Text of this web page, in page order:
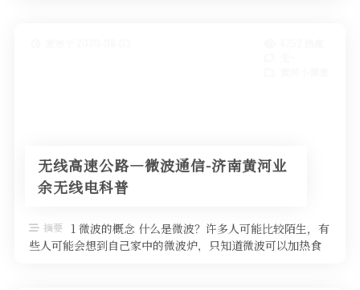
无线高速公路—微波通信-济南黄河业
余无线电科普
摘要
1 微波的概念 什么是微波？许多人可能比较陌生，有
些人可能会想到自己家中的微波炉，只知道微波可以加热食